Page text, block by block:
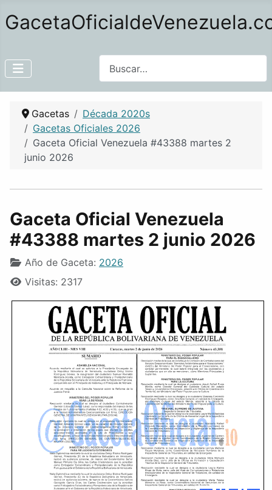
Gacetas
Década 2020s
Gacetas Oficiales 2026
Gaceta Oficial Venezuela #43388 martes 2
junio 2026
Gaceta Oficial Venezuela
#43388 martes 2 junio 2026
Año de Gaceta: 2026
Visitas: 2317